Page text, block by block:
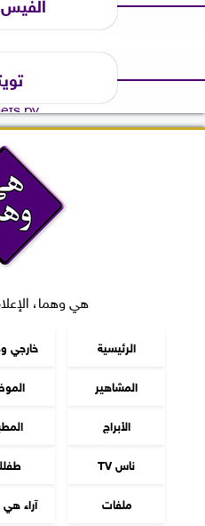
by
هي وهما،
الرئيسية خارجي
المشاهير
الأبراج
ناس TV
ملفات
آراء